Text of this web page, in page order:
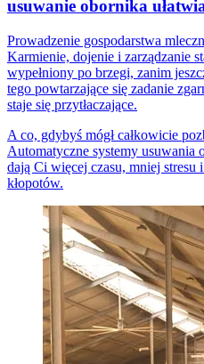
usuwanie obornika
Prowadzenie gospodarstwa
Karmienie, dojenie i zarządzanie
wypełniony po brzegi, zanim
tego powtarzające się zadanie
staje się przytłaczające.
A co, gdybyś mógł całkowicie
Automatyczne systemy usuwania
dają Ci więcej czasu, mniej stresu
kłopotów.